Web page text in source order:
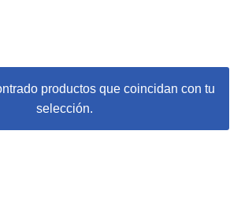
productos que coincidan con tu
selección.